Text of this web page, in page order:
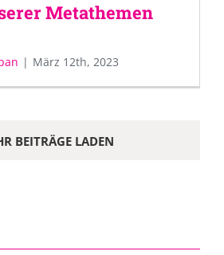
Metathemen
| März 12th, 2023
BEITRÄGE LADEN